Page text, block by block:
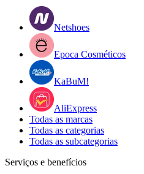
Netshoes
Epoca Cosméticos
KaBuM!
AliExpress
Todas as marcas
Todas as categorias
Todas as subcategorias
Serviços e benefícios